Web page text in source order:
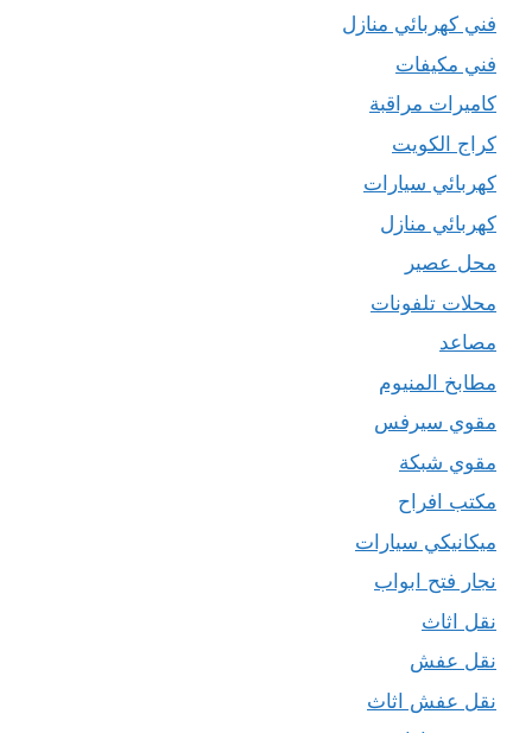
فني كهربائي منازل
فني مكيفات
كاميرات مراقبة
كراج الكويت
كهربائي سيارات
كهربائي منازل
محل عصير
محلات تلفونات
مصاعد
مطابخ المنيوم
مقوي سيرفس
مقوي شبكة
مكتب افراح
ميكانيكي سيارات
نجار فتح ابواب
نقل اثاث
نقل عفش
نقل عفش اثاث